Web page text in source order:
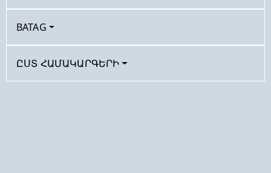
BATAG
ԸՍՏ ՀԱՄԱԿԱՐԳԵՐԻ